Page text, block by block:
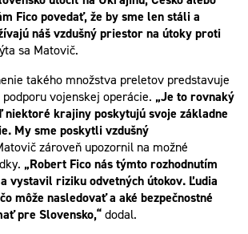
Fico povedať, že by sme len stáli a
náš vzdušný priestor na útoky proti
sa Matovič.
takého množstva preletov predstavuje
vojenskej operácie. „Je to rovnaký
niektoré krajiny poskytujú svoje základne
My sme poskytli vzdušný
zároveň upozornil na možné
„Robert Fico nás týmto rozhodnutím
vystavil riziku odvetných útokov. Ľudia
môže nasledovať a aké bezpečnostné
pre Slovensko,“dodal.